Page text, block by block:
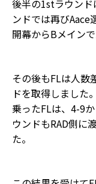
後半の1stラウンド
ンドでは再びAace
開幕からBメインで
その後もFLは人数
ドを取得しました
乗ったFLは、4-9
ウンドもRAD側に
た。